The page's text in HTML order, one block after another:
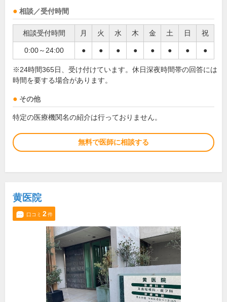
相談／受付時間
相談受付時間 月 火 水 木 金 土 日 祝
0:00～24:00 ● ● ● ● ● ● ● ●
※24時間365日、受け付けています。休日深夜時間帯の回答には
時間を要する場合があります。
その他
特定の医療機関名の紹介は行っておりません。
無料で医師に相談する
黄医院
口コミ 2件